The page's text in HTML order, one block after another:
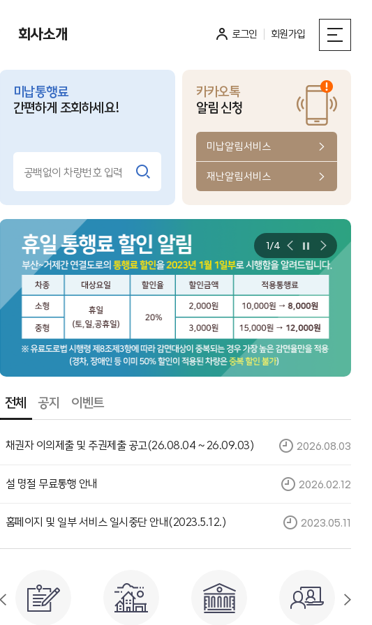
로그인 회원가입
회사소개
거제휴게소
거가대교의 시공과정을 재현한 전시물, 영상관,
체험존, 휴식공간 등이 마련되어 있습니다.
today
오늘은 홍보전시관개관일입니다.
월요일, 공휴일 휴관
홍보전시관
온라인 VR관람
미납통행료
간편하게 조회하세요!
카카오톡
알림 신청
미납알림서비스
재난알림서비스
1/4
전체 공지 이벤트
채권자 이의제출 및 주권제출 공고(26.08.04 ~ 26.09.03) 2026.08.03
설 명절 무료통행 안내 2026.02.12
홈페이지 및 일부 서비스 일시중단 안내(2023.5.12.) 2023.05.11